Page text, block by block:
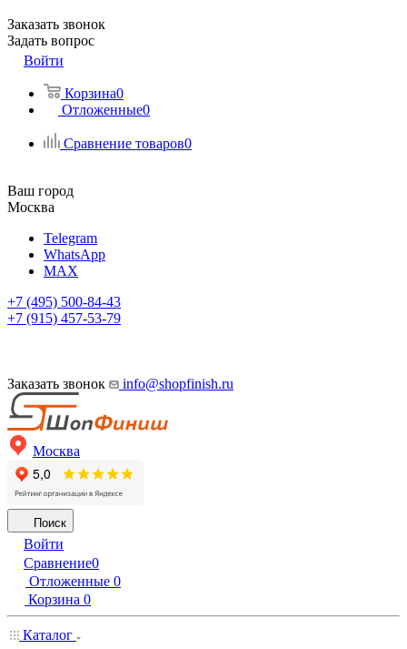
Заказать звонок
Задать вопрос
Войти
Корзина0
Отложенные0
Сравнение товаров0
Ваш город
Москва
Telegram
WhatsApp
MAX
+7 (495) 500-84-43
+7 (915) 457-53-79
Заказать звонок info@shopfinish.ru
Москва
Поиск
Войти
Сравнение0
Отложенные 0
Корзина 0
Каталог